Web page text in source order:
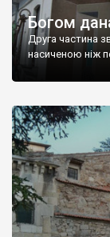
Богом
Друга частина
насиченою ніж